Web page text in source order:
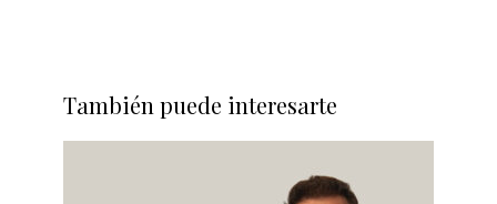
También puede interesarte